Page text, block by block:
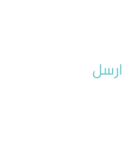
ارسل